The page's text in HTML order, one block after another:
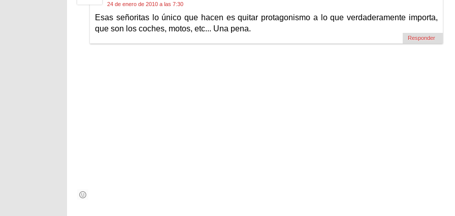
24 de enero de 2010 a las 7:30
Esas señoritas lo único que hacen es quitar protagonismo a lo que verdaderamente importa,
que son los coches, motos, etc... Una pena.
Responder